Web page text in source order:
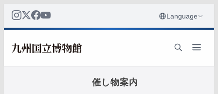
催し物案内